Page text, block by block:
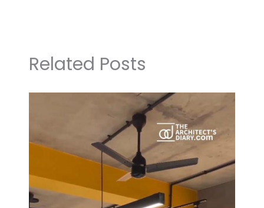
Related Posts